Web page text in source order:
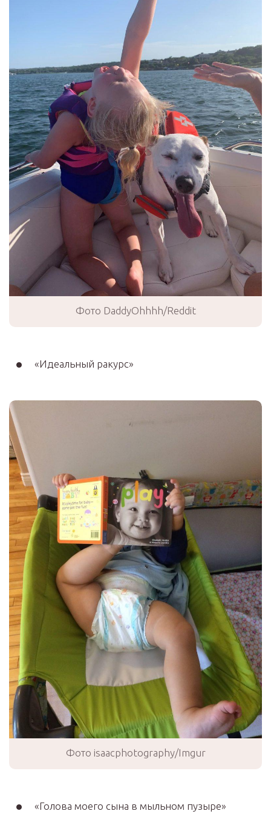
Фото DaddyOhhhh/Reddit
«Идеальный ракурс»
Фото isaacphotography/Imgur
«Голова моего сына в мыльном пузыре»